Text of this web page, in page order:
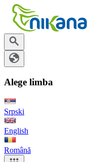
Alege limba
Srpski
English
Română